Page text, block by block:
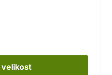
velikost